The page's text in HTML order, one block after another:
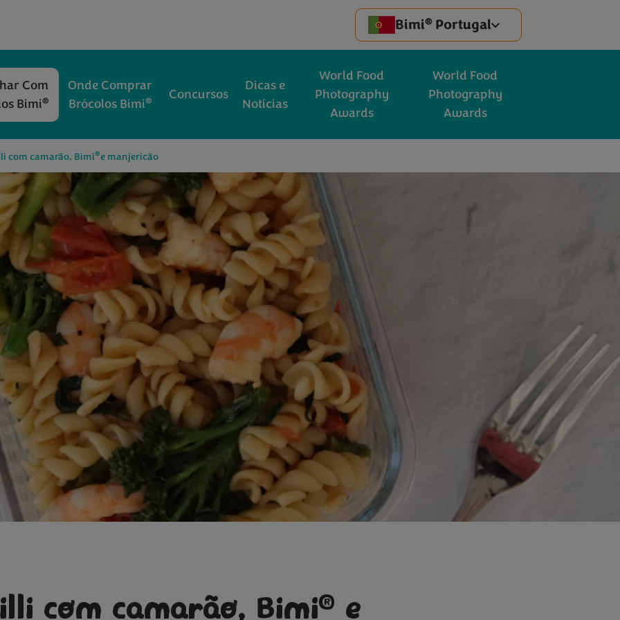
Bimi® Portugal
Com
Bimi®
Onde Comprar
Brócolos Bimi® Concursos
Dicas e
Notícias
World Food
Photography
Awards
World Food
Photography
Awards
com camarão, Bimi®e manjericão
com camarão, Bimi® e